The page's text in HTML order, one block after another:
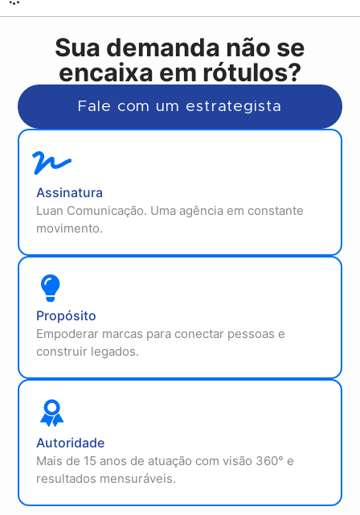
Sua demanda não se
encaixa em rótulos?
Fale com um estrategista
Assinatura
Luan Comunicação. Uma agência em constante
movimento.
Propósito
Empoderar marcas para conectar pessoas e
construir legados.
Autoridade
Mais de 15 anos de atuação com visão 360° e
resultados mensuráveis.